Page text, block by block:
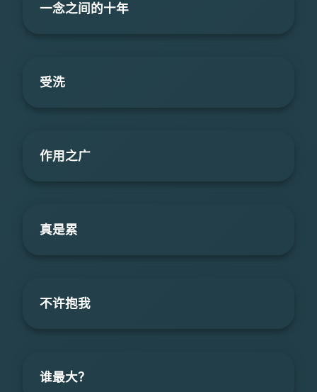
一念之间的十年
受洗
作用之广
真是累
不许抱我
谁最大？